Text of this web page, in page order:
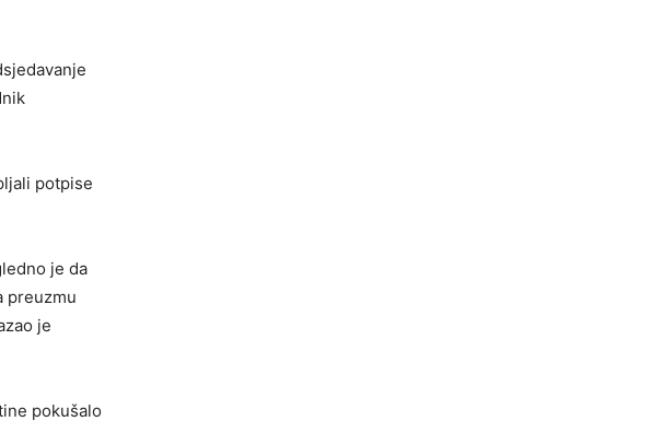
potpise
je da
preuzmu
je
pokušalo